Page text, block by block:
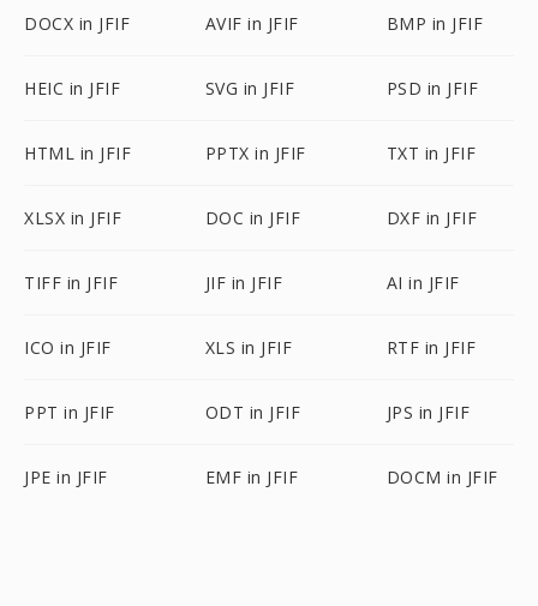
DOCX in JFIF AVIF in JFIF BMP in JFIF
HEIC in JFIF SVG in JFIF PSD in JFIF
HTML in JFIF PPTX in JFIF TXT in JFIF
XLSX in JFIF DOC in JFIF DXF in JFIF
TIFF in JFIF JIF in JFIF AI in JFIF
ICO in JFIF XLS in JFIF RTF in JFIF
PPT in JFIF ODT in JFIF JPS in JFIF
JPE in JFIF EMF in JFIF DOCM in JFIF